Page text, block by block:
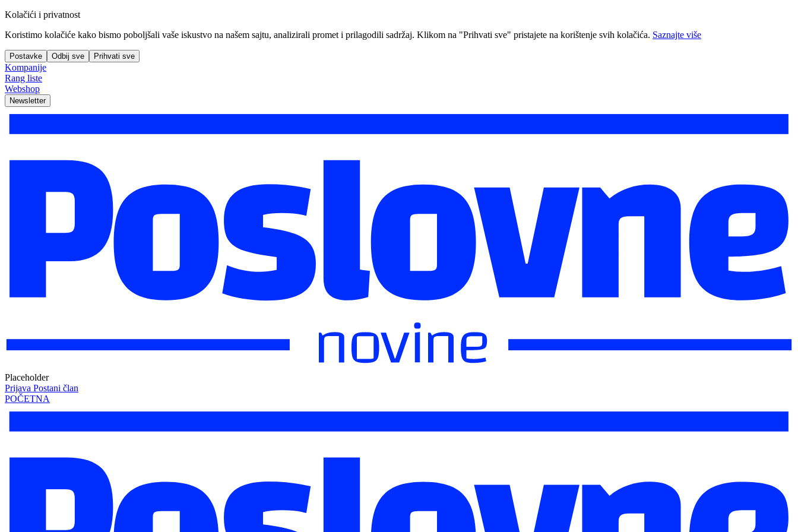
Kolačići i privatnost
Koristimo kolačiće kako bismo poboljšali vaše iskustvo na našem sajtu, analizirali promet i prilagodili sadržaj. Klikom na "Prihvati sve" pristajete na korištenje svih kolačića. Saznajte više
Postavke Odbij sve Prihvati sve
Kompanije
Rang liste
Webshop
Newsletter
Placeholder
Prijava Postani član
POČETNA